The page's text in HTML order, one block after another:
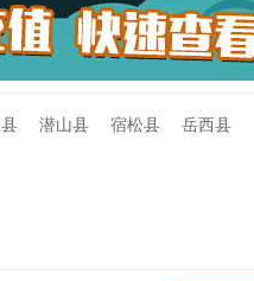
潜山县 宿松县 岳西县